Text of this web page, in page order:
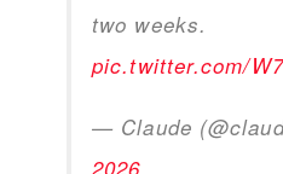
two weeks.
pic.twitter.com/
— Claude